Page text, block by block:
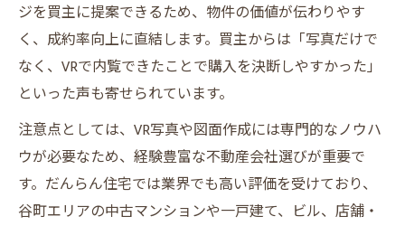
ジを買主に提案できるため、物件の価値が伝わりやす
く、成約率向上に直結します。買主からは「写真だけで
なく、VRで内覧できたことで購入を決断しやすかった」
といった声も寄せられています。
注意点としては、VR写真や図面作成には専門的なノウハ
ウが必要なため、経験豊富な不動産会社選びが重要で
す。だんらん住宅では業界でも高い評価を受けており、
谷町エリアの中古マンションや一戸建て、ビル、店舗・